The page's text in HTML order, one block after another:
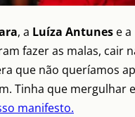
, a Luíza Antunes e a
fazer as malas, cair
que não queríamos
Tinha que mergulhar
manifesto.